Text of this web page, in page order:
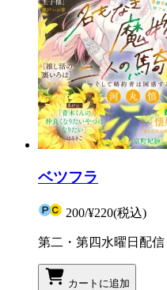
ベツフラ
200/¥220(税込)
第二・第四水曜日配信
カートに追加